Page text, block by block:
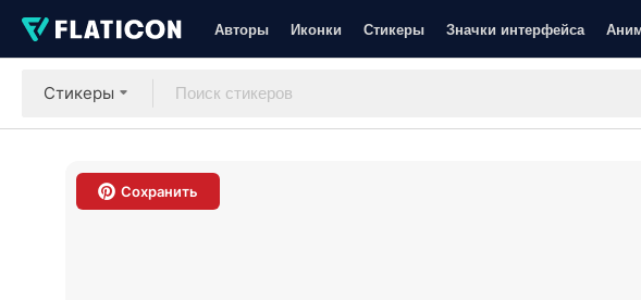
Авторы Иконки Стикеры Значки интерфейса
Стикеры
Сохранить